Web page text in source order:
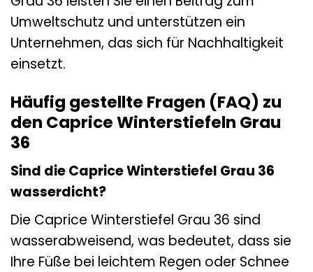
Umweltschutz und unterstützen ein
Unternehmen, das sich für Nachhaltigkeit
einsetzt.
Häufig gestellte Fragen (FAQ) zu
den Caprice Winterstiefeln Grau
36
Sind die Caprice Winterstiefel Grau 36
wasserdicht?
Die Caprice Winterstiefel Grau 36 sind
wasserabweisend, was bedeutet, dass sie
Ihre Füße bei leichtem Regen oder Schnee